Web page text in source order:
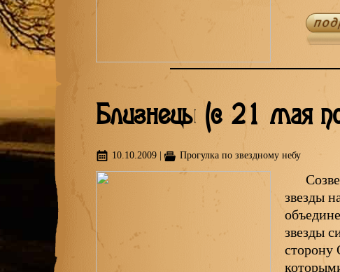
Близнецы (с 21 мая
10.10.2009 Прогулка по звездному небу
звезды
звезды
сторону